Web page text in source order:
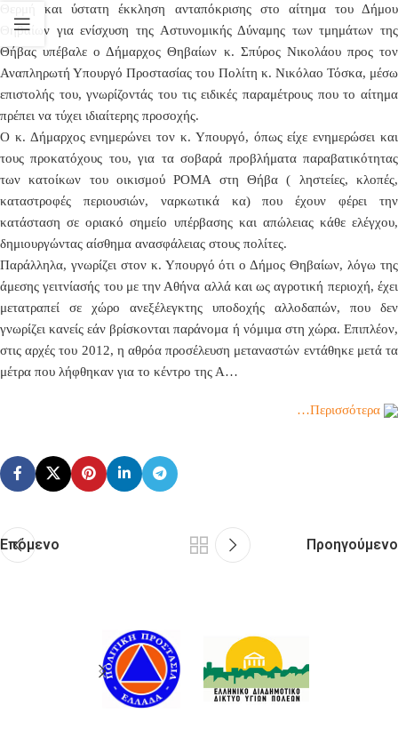
Θερμή και ύστατη έκκληση ανταπόκρισης στο αίτημα του Δήμου
Θηβαίων για ενίσχυση της Αστυνομικής Δύναμης των τμημάτων της
Θήβας υπέβαλε ο Δήμαρχος Θηβαίων κ. Σπύρος Νικολάου προς τον
Αναπληρωτή Υπουργό Προστασίας του Πολίτη κ. Νικόλαο Τόσκα, μέσω
επιστολής του, γνωρίζοντάς του τις ειδικές παραμέτρους που το αίτημα
πρέπει να τύχει ιδιαίτερης προσοχής.
Ο κ. Δήμαρχος ενημερώνει τον κ. Υπουργό, όπως είχε ενημερώσει και
τους προκατόχους του, για τα σοβαρά προβλήματα παραβατικότητας
των κατοίκων του οικισμού ΡΟΜΑ στη Θήβα ( ληστείες, κλοπές,
καταστροφές περιουσιών, ναρκωτικά κα) που έχουν φέρει την
κατάσταση σε οριακό σημείο υπέρβασης και απώλειας κάθε ελέγχου,
δημιουργώντας αίσθημα ανασφάλειας στους πολίτες.
Παράλληλα, γνωρίζει στον κ. Υπουργό ότι ο Δήμος Θηβαίων, λόγω της
άμεσης γειτνίασής του με την Αθήνα αλλά και ως αγροτική περιοχή, έχει
μετατραπεί σε χώρο ανεξέλεγκτης υποδοχής αλλοδαπών, που δεν
γνωρίζει κανείς εάν βρίσκονται παράνομα ή νόμιμα στη χώρα. Επιπλέον,
στις αρχές του 2012, η αθρόα προσέλευση μεταναστών εντάθηκε μετά τα
μέτρα που λήφθηκαν για το κέντρο της Α…
…Περισσότερα
Επόμενο Προηγούμενο